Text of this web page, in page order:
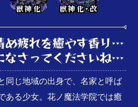
獣神化 獣神化･改
め疲れを癒やす香り…
なさってくださいね…
同じ地域の出身で、名家と呼ば
ある少女。花ノ魔法学院では癒